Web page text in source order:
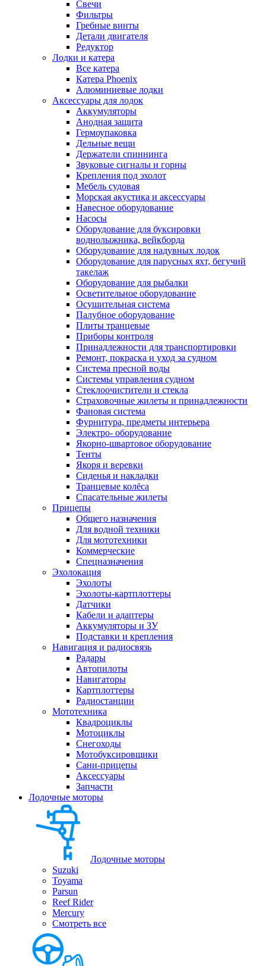
Свечи
Фильтры
Гребные винты
Детали двигателя
Редуктор
Лодки и катера
Все катера
Катера Phoenix
Алюминиевые лодки
Аксессуары для лодок
Аккумуляторы
Анодная защита
Гермоупаковка
Дельные вещи
Держатели спиннинга
Звуковые сигналы и горны
Крепления под эхолот
Мебель судовая
Морская акустика и аксессуары
Навесное оборудование
Насосы
Оборудование для буксировки
воднолыжника, вейкборда
Оборудование для надувных лодок
Оборудование для парусных яхт, бегучий
такелаж
Оборудование для рыбалки
Осветительное оборудование
Осушительная система
Палубное оборудование
Плиты транцевые
Приборы контроля
Принадлежности для транспортировки
Ремонт, покраска и уход за судном
Система пресной воды
Системы управления судном
Стеклоочистители и стекла
Страховочные жилеты и принадлежности
Фановая система
Фурнитура, предметы интерьера
Электро- оборудование
Якорно-швартовое оборудование
Тенты
Якоря и веревки
Сиденья и накладки
Транцевые колёса
Спасательные жилеты
Прицепы
Общего назначения
Для водной техники
Для мототехники
Коммерческие
Спецназначения
Эхолокация
Эхолоты
Эхолоты-картплоттеры
Датчики
Кабели и адаптеры
Аккумуляторы и ЗУ
Подставки и крепления
Навигация и радиосвязь
Радары
Автопилоты
Навигаторы
Картплоттеры
Радиостанции
Мототехника
Квадроциклы
Мотоциклы
Снегоходы
Мотобуксировщики
Сани-прицепы
Аксессуары
Запчасти
Лодочные моторы
Лодочные моторы
Suzuki
Toyama
Parsun
Reef Rider
Mercury
Смотреть все